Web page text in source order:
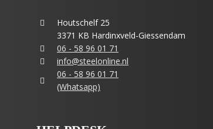
Houtschelf 25
3371 KB Hardinxveld-Giessendam
06 - 58 96 01 71
info@steelonline.nl
06 - 58 96 01 71
(Whatsapp)